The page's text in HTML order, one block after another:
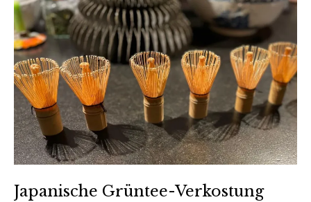
Japanische Grüntee-Verkostung